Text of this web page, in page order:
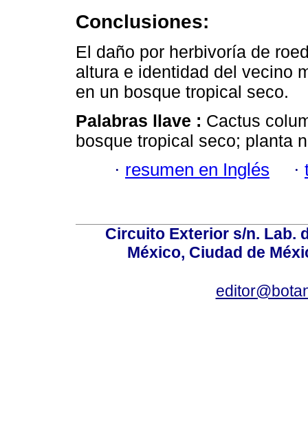
Conclusiones:
El daño por herbivoría de
altura e identidad del vecino
en un bosque tropical seco.
Palabras llave : Cactus
bosque tropical seco; planta
· resumen en Inglés ·
Circuito Exterior s/n. Lab.
México, Ciudad de